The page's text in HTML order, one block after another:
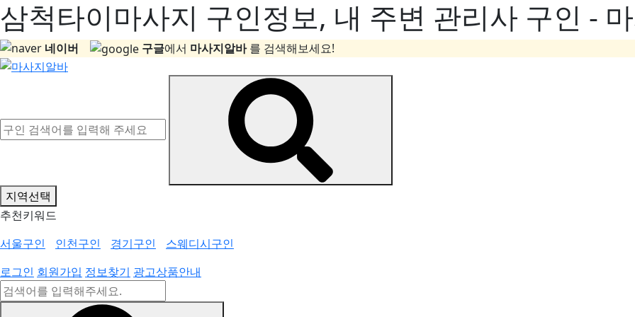
삼척타이마사지 구인정보, 내 주변 관리사 구인 -
네이버 구글에서 마사지알바를 검색해보세요!
지역선택
추천키워드
서울구인
인천구인 경기구인
스웨디시구인
로그인 회원가입 정보찾기 광고상품안내